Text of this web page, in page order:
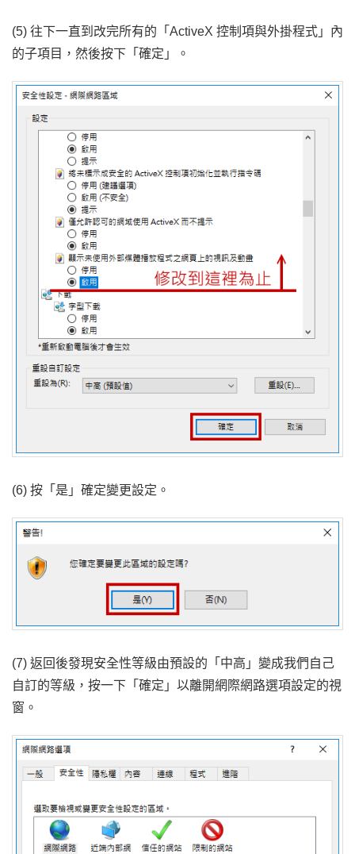
(5) 往下一直到改完所有的「ActiveX 控制項與外掛程式」內
的子項目，然後按下「確定」。
(6) 按「是」確定變更設定。
(7) 返回後發現安全性等級由預設的「中高」變成我們自己
自訂的等級，按一下「確定」以離開網際網路選項設定的視
窗。